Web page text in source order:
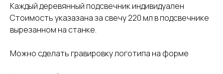
Каждый деревянный подсвечник индивидуален
Стоимость указазана за свечу 220 мл в подсвечнике
вырезанном на станке.
Можно сделать гравировку логотипа на форме